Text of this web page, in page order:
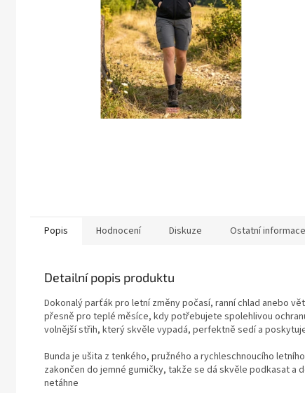
Popis Hodnocení Diskuze Ostatní informace
Detailní popis produktu
Dokonalý parťák pro letní změny počasí, ranní chlad anebo
přesně pro teplé měsíce, kdy potřebujete spolehlivou
volnější střih, který skvěle vypadá, perfektně sedí a
Bunda je ušita z tenkého, pružného a rychleschnoucího
zakončen do jemné gumičky, takže se dá skvěle podkasat a
netáhne